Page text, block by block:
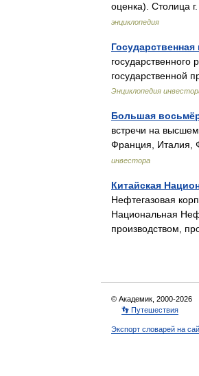
оценка). Столица
энциклопедия
государственной
Энциклопедия
Большая
встречи на
Франция, Италия,
инвестора
Китайская
Нефтегазовая
Национальная
производством,
© Академик, 2000-2026
👣 Путешествия
Экспорт словарей на